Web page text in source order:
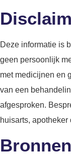
Deze informatie is
geen persoonlijk
met medicijnen en
van een
afgesproken.
huisarts, apotheker
Bronnen